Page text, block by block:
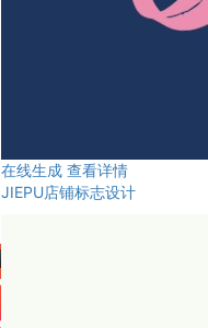
在线生成 查看详情
JIEPU店铺标志设计